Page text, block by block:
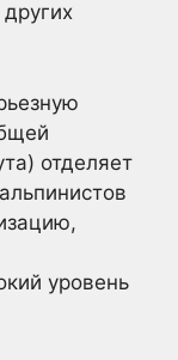
отделяет
уровень